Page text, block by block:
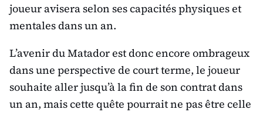
joueur avisera selon ses capacités physiques et
mentales dans un an.
L’avenir du Matador est donc encore ombrageux
dans une perspective de court terme, le joueur
souhaite aller jusqu’à la fin de son contrat dans
un an, mais cette quête pourrait ne pas être celle